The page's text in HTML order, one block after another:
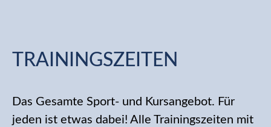
TRAININGSZEITEN
Das Gesamte Sport- und Kursangebot. Für
jeden ist etwas dabei! Alle Trainingszeiten mit